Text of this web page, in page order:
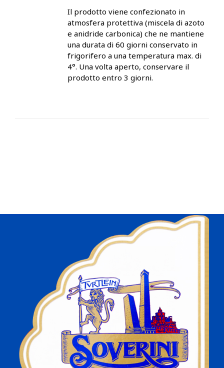
Il prodotto viene confezionato in
atmosfera protettiva (miscela di azoto
e anidride carbonica) che ne mantiene
una durata di 60 giorni conservato in
frigorifero a una temperatura max. di
4°. Una volta aperto, conservare il
prodotto entro 3 giorni.